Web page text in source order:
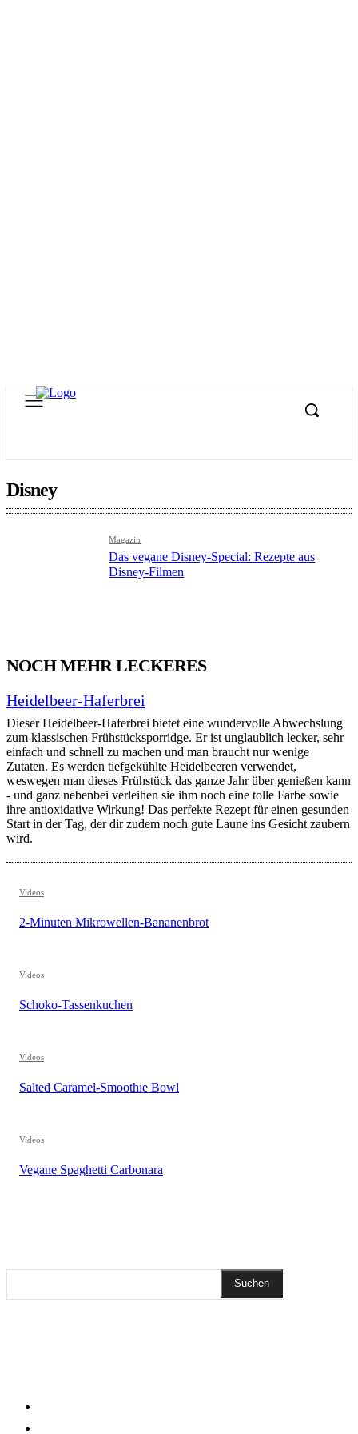
Disney
Magazin
Das vegane Disney-Special: Rezepte aus
Disney-Filmen
NOCH MEHR LECKERES
Heidelbeer-Haferbrei
Dieser Heidelbeer-Haferbrei bietet eine wundervolle Abwechslung
zum klassischen Frühstücksporridge. Er ist unglaublich lecker, sehr
einfach und schnell zu machen und man braucht nur wenige
Zutaten. Es werden tiefgekühlte Heidelbeeren verwendet,
weswegen man dieses Frühstück das ganze Jahr über genießen kann
- und ganz nebenbei verleihen sie ihm noch eine tolle Farbe sowie
ihre antioxidative Wirkung! Das perfekte Rezept für einen gesunden
Start in der Tag, der dir zudem noch gute Laune ins Gesicht zaubern
wird.
Videos
2-Minuten Mikrowellen-Bananenbrot
Videos
Schoko-Tassenkuchen
Videos
Salted Caramel-Smoothie Bowl
Videos
Vegane Spaghetti Carbonara
Suchen